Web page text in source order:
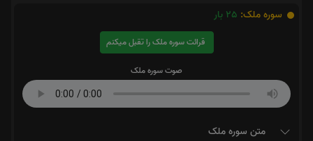
سوره ملک: 25 بار
قرائت سوره ملک را تقبل میکنم
صوت سوره ملک
متن سوره ملک